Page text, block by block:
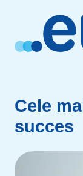
Cele
succes